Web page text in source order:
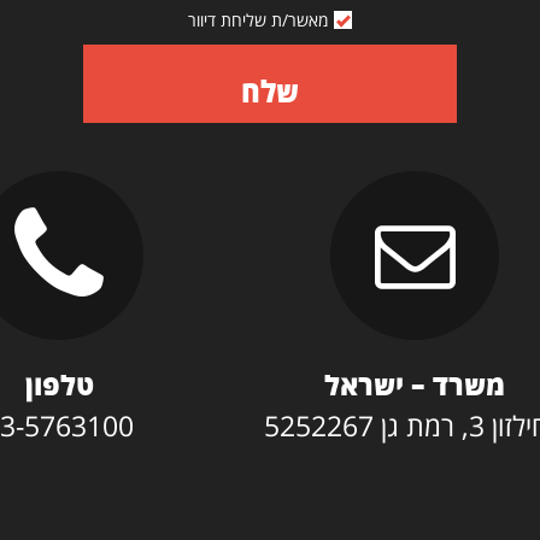
מאשר/ת שליחת דיוור
שלח
משרד – ישראל
גן 5252267
טלפון
5763100